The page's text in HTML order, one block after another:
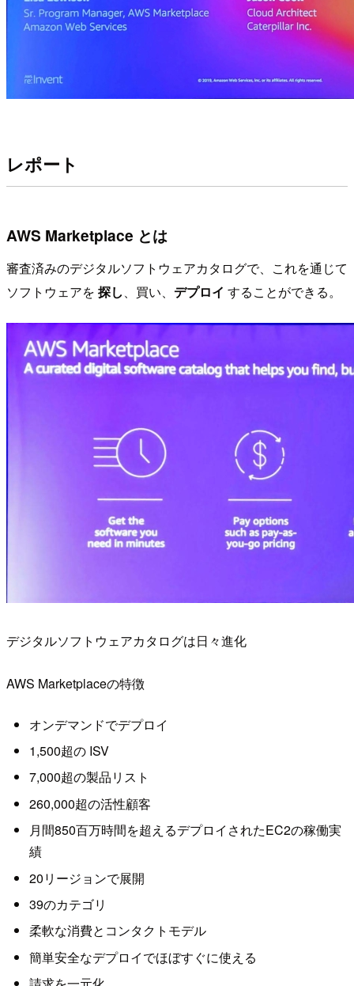
レポート
AWS Marketplace とは
審査済みのデジタルソフトウェアカタログで、これを通じて
ソフトウェアを 探し、買い、 デプロイ することができる。
デジタルソフトウェアカタログは日々進化
AWS Marketplaceの特徴
オンデマンドでデプロイ
1,500超の ISV
7,000超の製品リスト
260,000超の活性顧客
月間850百万時間を超えるデプロイされたEC2の稼働実
績
20リージョンで展開
39のカテゴリ
柔軟な消費とコンタクトモデル
簡単安全なデプロイでほぼすぐに使える